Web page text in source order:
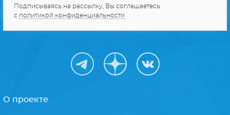
Подписываясь на рассылку, Вы соглашаетесь
с политикой конфиденциальности
О проекте